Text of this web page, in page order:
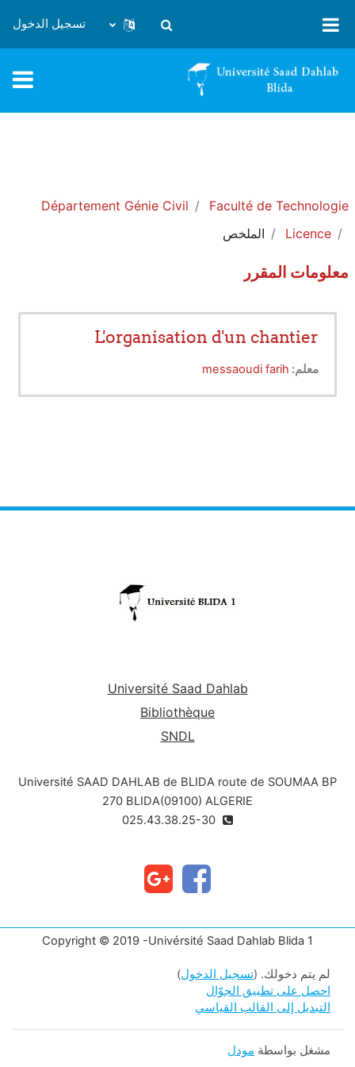
تبديل إدخال البحث
تسجيل الدخول
Faculté de Technologie
Département Génie Civil
Licence
الملخص
معلومات المقرر
L'organisation d'un chantier
معلم: messaoudi farih
Université Saad Dahlab
Bibliothèque
SNDL
Université SAAD DAHLAB de BLIDA route de SOUMAA BP
270 BLIDA(09100) ALGERIE
Copyright © 2019 -Univérsité Saad Dahlab Blida 1
لم يتم دخولك. (تسجيل الدخول)
احصل على تطبيق الجوّال
التبديل إلى القالب القياسي
مشغل بواسطة مودل